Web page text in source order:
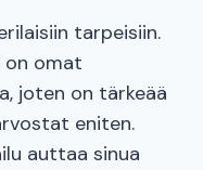
tarpeisiin.
on omat
joten on tärkeää
eniten.
auttaa sinua